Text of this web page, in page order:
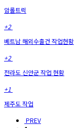
암롤트럭
+2
베트남 해외수출건 작업현황
+2
전라도 신안군 작업 현황
+1
제주도 작업
PREV